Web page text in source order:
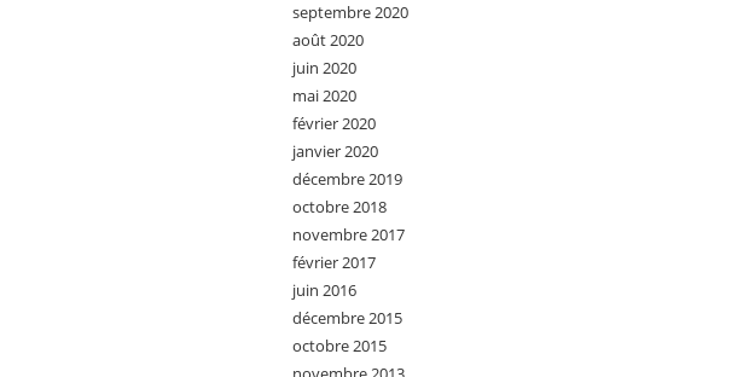
septembre 2020
août 2020
juin 2020
mai 2020
février 2020
janvier 2020
décembre 2019
octobre 2018
novembre 2017
février 2017
juin 2016
décembre 2015
octobre 2015